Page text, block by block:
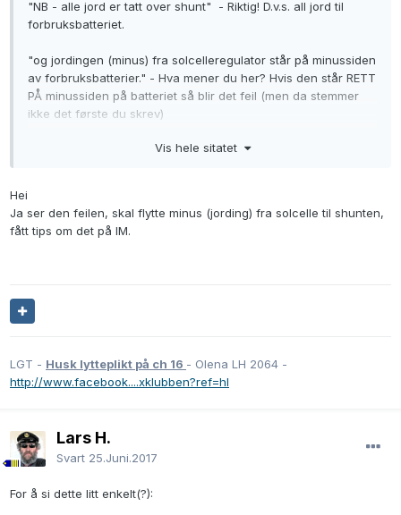
"NB - alle jord er tatt over shunt" - Riktig! D.v.s. all jord til
forbruksbatteriet.
"og jordingen (minus) fra solcelleregulator står på minussiden
av forbruksbatterier." - Hva mener du her? Hvis den står RETT
PÅ minussiden på batteriet så blir det feil (men da stemmer
ikke det første du skrev)
Sagt på en annen måte: Forbruks bankens minus skal bare
Vis hele sitatet
Hei
Ja ser den feilen, skal flytte minus (jording) fra solcelle til shunten,
fått tips om det på IM.
LGT - Husk lytteplikt på ch 16 - Olena LH 2064 -
http://www.facebook....xklubben?ref=hl
Lars H.
Svart 25.Juni.2017
For å si dette litt enkelt(?):